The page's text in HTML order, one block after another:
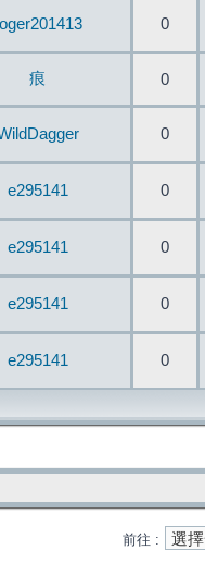
0
痕 0
0
e295141 0
e295141 0
e295141 0
e295141 0
前往 :